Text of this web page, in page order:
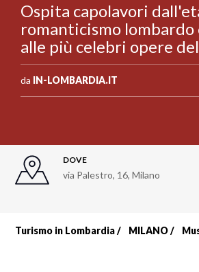
Ospita capolavori
romanticismo lombardo
alle più celebri opere
da IN-LOMBARDIA.IT
DOVE
via Palestro, 16, Milano
Turismo in Lombardia MILANO